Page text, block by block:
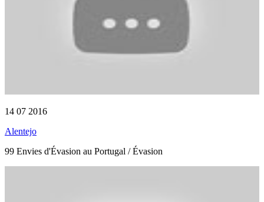
14 07 2016
Alentejo
99 Envies d'Évasion au Portugal / Évasion